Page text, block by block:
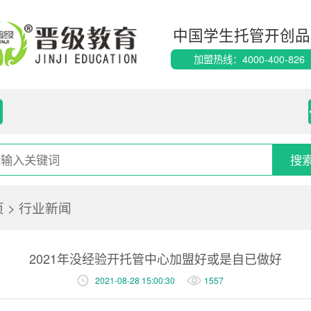
中国学生托管开创
加盟热线：4000-400-826
>行业新闻
2021年没经验开托管中心加盟好或是自已做好
2021-08-28 15:00:30 1557